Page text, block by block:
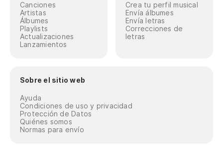
Canciones
Artistas
Álbumes
Playlists
Actualizaciones
Lanzamientos
Crea tu perfil musical
Envía álbumes
Envía letras
Correcciones de
letras
Sobre el sitio web
Ayuda
Condiciones de uso y privacidad
Protección de Datos
Quiénes somos
Normas para envío